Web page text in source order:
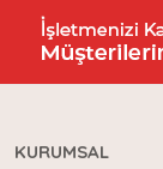
KURUMSAL